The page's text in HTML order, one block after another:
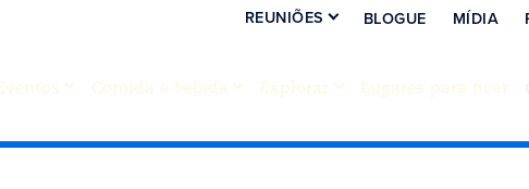
REUNIÕES BLOGUE MÍDIA